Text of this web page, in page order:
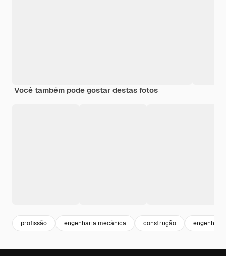
Você também pode gostar destas fotos
profissão engenharia mecânica construção